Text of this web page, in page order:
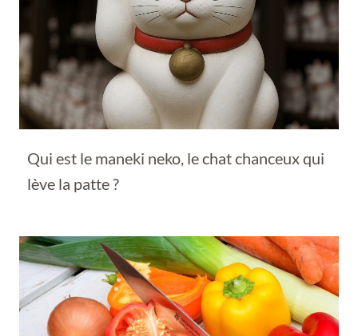
Qui est le maneki neko, le chat chanceux qui
lève la patte ?